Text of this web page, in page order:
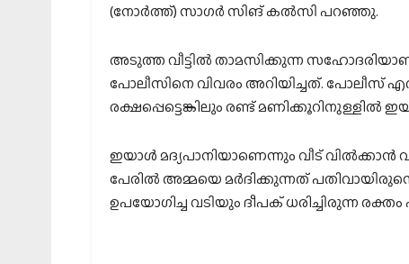
(നോര്‍ത്ത്) സാഗര്‍ സിങ് കല്‍സി പറഞ്ഞു.
അടുത്ത വീട്ടില്‍ താമസിക്കുന്ന
പോലീസിനെ വിവരം അറിയിച്ചത്. പോലീസ്
രക്ഷപ്പെട്ടെങ്കിലും രണ്ട് മണിക്കൂറിനുള്ളില്‍
ഇയാള്‍ മദ്യപാനിയാണെന്നും വീട് വില്‍ക്കാന്‍
പേരില്‍ അമ്മയെ മര്‍ദിക്കുന്നത്
ഉപയോഗിച്ച വടിയും ദീപക് ധരിച്ചിരുന്ന